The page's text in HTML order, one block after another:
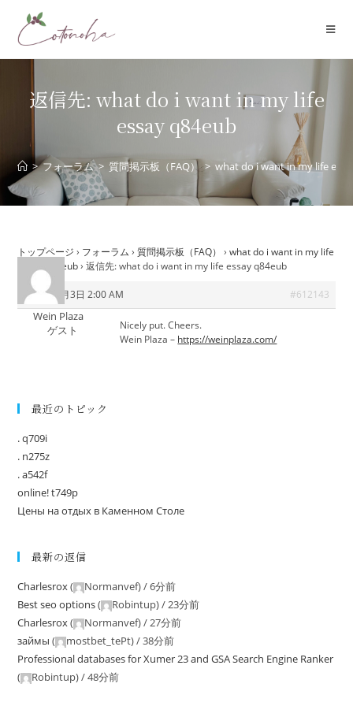
プ
返信先: what do i want in my life
essay q84eub
> フォーラム > 質問掲示板（FAQ） > what do i want in my life
トップページ › フォーラム › 質問掲示板（FAQ） › what do i want in my life
essay q84eub › 返信先: what do i want in my life essay q84eub
2026年6月3日 2:00 AM #612143
Wein Plaza
ゲスト
Nicely put. Cheers.
Wein Plaza – https://weinplaza.com/
最近のトピック
. q709i
. n275z
. a542f
online! t749p
Цены на отдых в Каменном Столе
最新の返信
Charlesrox( Normanvef) /6分前
Best seo options( Robintup) /23分前
Charlesrox( Normanvef) /27分前
займы ( mostbet_tePt) /38分前
Professional databases for Xumer 23 and GSA Search Engine Ranker
(
Robintup) /48分前